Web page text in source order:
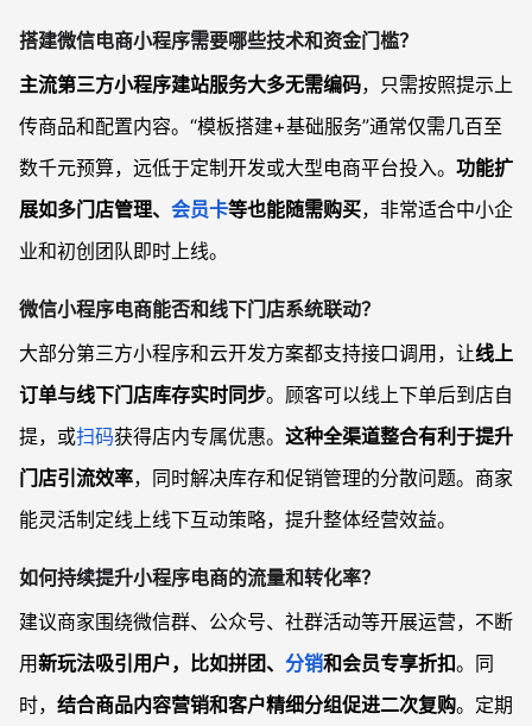
搭建微信电商小程序需要哪些技术和资金门槛？
主流第三方小程序建站服务大多无需编码，只需按照提示上
传商品和配置内容。“模板搭建+基础服务”通常仅需几百至
数千元预算，远低于定制开发或大型电商平台投入。 功能扩
展如多门店管理、 会员卡等也能随需购买，非常适合中小企
业和初创团队即时上线。
微信小程序电商能否和线下门店系统联动？
大部分第三方小程序和云开发方案都支持接口调用，让线上
订单与线下门店库存实时同步。顾客可以线上下单后到店自
提，或扫码获得店内专属优惠。 这种全渠道整合有利于提升
门店引流效率，同时解决库存和促销管理的分散问题。商家
能灵活制定线上线下互动策略，提升整体经营效益。
如何持续提升小程序电商的流量和转化率？
建议商家围绕微信群、公众号、社群活动等开展运营，不断
用新玩法吸引用户，比如拼团、 分销和会员专享折扣。同
时， 结合商品内容营销和客户精细分组促进二次复购。定期